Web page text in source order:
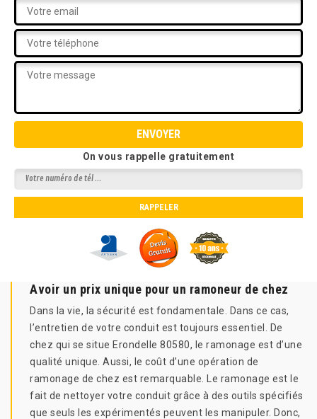
On vous rappelle gratuitement
Avoir un prix unique pour un ramoneur de chez
Dans la vie, la sécurité est fondamentale. Dans ce cas,
l’entretien de votre conduit est toujours essentiel. De
chez qui se situe Erondelle 80580, le ramonage est d’une
qualité unique. Aussi, le coût d’une opération de
ramonage de chez est remarquable. Le ramonage est le
fait de nettoyer votre conduit grâce à des outils spécifiés
que seuls les expérimentés peuvent les manipuler. Donc,